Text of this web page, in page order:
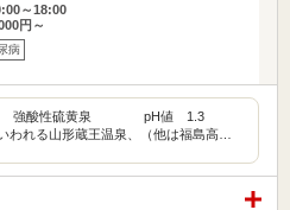
～18:00
円～
病
強酸性硫黄泉 pH値 1.3
われる山形蔵王温泉、（他は福島高…